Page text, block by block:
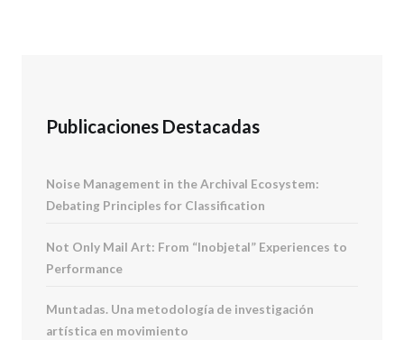
Publicaciones Destacadas
Noise Management in the Archival Ecosystem:
Debating Principles for Classification
Not Only Mail Art: From “Inobjetal” Experiences to
Performance
Muntadas. Una metodología de investigación
artística en movimiento